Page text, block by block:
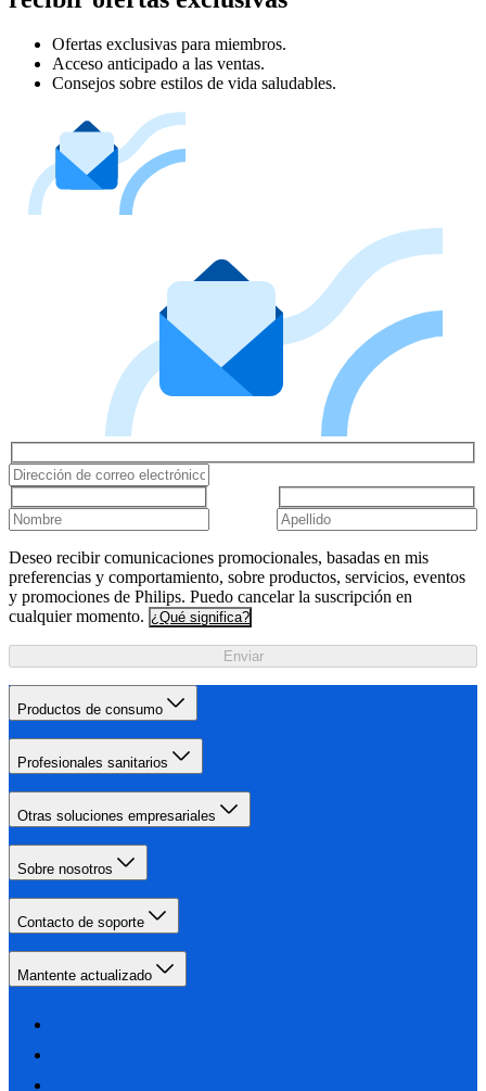
Ofertas exclusivas para miembros.
Acceso anticipado a las ventas.
Consejos sobre estilos de vida saludables.
Deseo recibir comunicaciones promocionales, basadas en mis
preferencias y comportamiento, sobre productos, servicios, eventos
y promociones de Philips. Puedo cancelar la suscripción en
cualquier momento. ¿Qué significa?
Enviar
Productos de consumo
Profesionales sanitarios
Otras soluciones empresariales
Sobre nosotros
Contacto de soporte
Mantente actualizado